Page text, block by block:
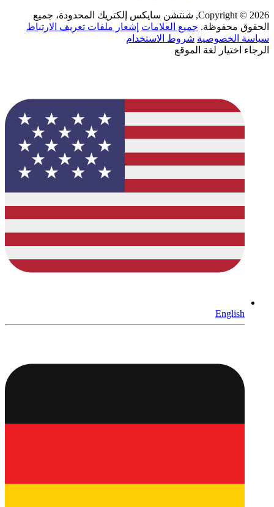
Copyright © 2026, شنتشن سايكس إلكتريك المحدودة، جميع
الحقوق محفوظة. جميع العلامات إشعار ملفات تعريف الارتباط
سياسة الخصوصية شروط الاستخدام
الرجاء اختيار لغة الموقع
English